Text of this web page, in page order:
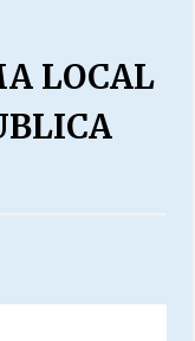
69 AÑOS DE
SALUDA EL
LOCAL